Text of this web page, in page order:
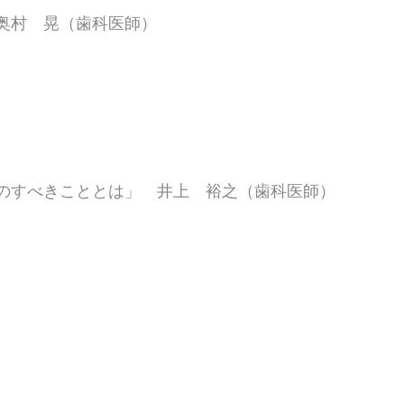
村 晃（歯科医師）
すべきこととは」 井上 裕之（歯科医師）